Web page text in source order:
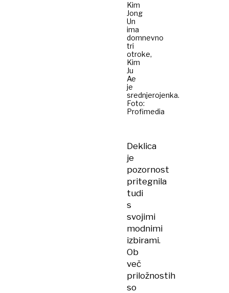
Kim
Jong
Un
ima
domnevno
tri
otroke,
Kim
Ju
Ae
je
srednjerojenka.
Foto:
Profimedia
Deklica
je
pozornost
pritegnila
tudi
s
svojimi
modnimi
izbirami.
Ob
več
priložnostih
so